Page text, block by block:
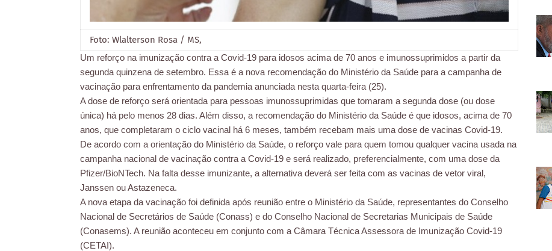
Foto: Wlalterson Rosa / MS,
Um reforço na imunização contra a Covid-19 para idosos acima de 70 anos e imunossuprimidos a partir da
segunda quinzena de setembro. Essa é a nova recomendação do Ministério da Saúde para a campanha de
vacinação para enfrentamento da pandemia anunciada nesta quarta-feira (25).
A dose de reforço será orientada para pessoas imunossuprimidas que tomaram a segunda dose (ou dose
única) há pelo menos 28 dias. Além disso, a recomendação do Ministério da Saúde é que idosos, acima de 70
anos, que completaram o ciclo vacinal há 6 meses, também recebam mais uma dose de vacinas Covid-19.
De acordo com a orientação do Ministério da Saúde, o reforço vale para quem tomou qualquer vacina usada na
campanha nacional de vacinação contra a Covid-19 e será realizado, preferencialmente, com uma dose da
Pfizer/BioNTech. Na falta desse imunizante, a alternativa deverá ser feita com as vacinas de vetor viral,
Janssen ou Astazeneca.
A nova etapa da vacinação foi definida após reunião entre o Ministério da Saúde, representantes do Conselho
Nacional de Secretários de Saúde (Conass) e do Conselho Nacional de Secretarias Municipais de Saúde
(Conasems). A reunião aconteceu em conjunto com a Câmara Técnica Assessora de Imunização Covid-19
(CETAI).